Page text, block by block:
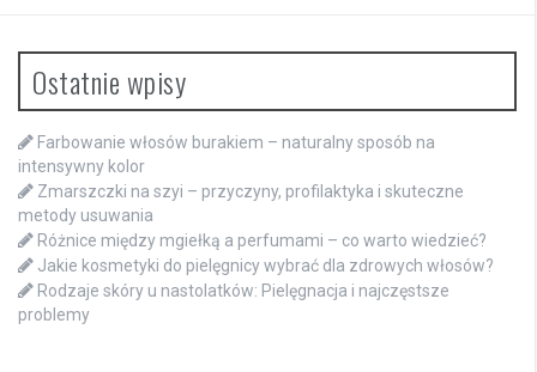
Ostatnie wpisy
Farbowanie włosów burakiem – naturalny sposób na
intensywny kolor
Zmarszczki na szyi – przyczyny, profilaktyka i skuteczne
metody usuwania
Różnice między mgiełką a perfumami – co warto wiedzieć?
Jakie kosmetyki do pielęgnicy wybrać dla zdrowych włosów?
Rodzaje skóry u nastolatków: Pielęgnacja i najczęstsze
problemy